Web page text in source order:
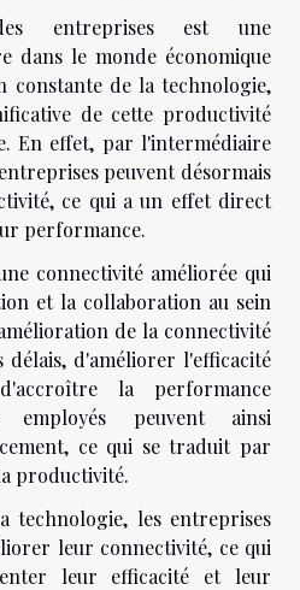
entreprises est une
dans le monde économique
constante de la technologie,
de cette productivité
En effet, par l'intermédiaire
peuvent désormais
ce qui a un effet direct
performance.
connectivité améliorée qui
et la collaboration au sein
de la connectivité
d'améliorer l'efficacité
la performance
employés peuvent ainsi
ce qui se traduit par
productivité.
technologie, les entreprises
leur connectivité, ce qui
leur efficacité et leur